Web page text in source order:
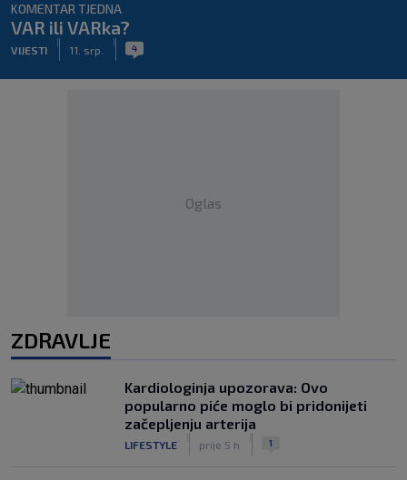
KOMENTAR TJEDNA
VAR ili VARka?
VIJESTI 11. srp. 4
Oglas
ZDRAVLJE
Kardiologinja upozorava: Ovo
popularno piće moglo bi pridonijeti
začepljenju arterija
LIFESTYLE prije 5 h 1